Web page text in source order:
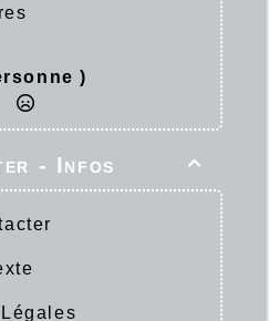
)

- Infos